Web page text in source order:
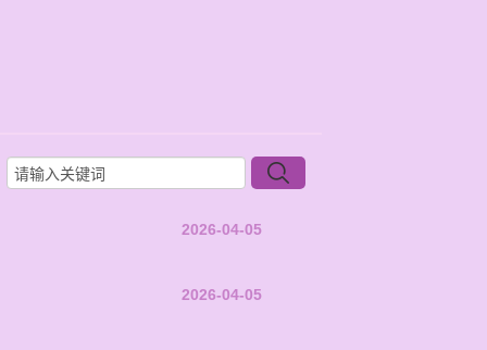
2026-04-05
2026-04-05